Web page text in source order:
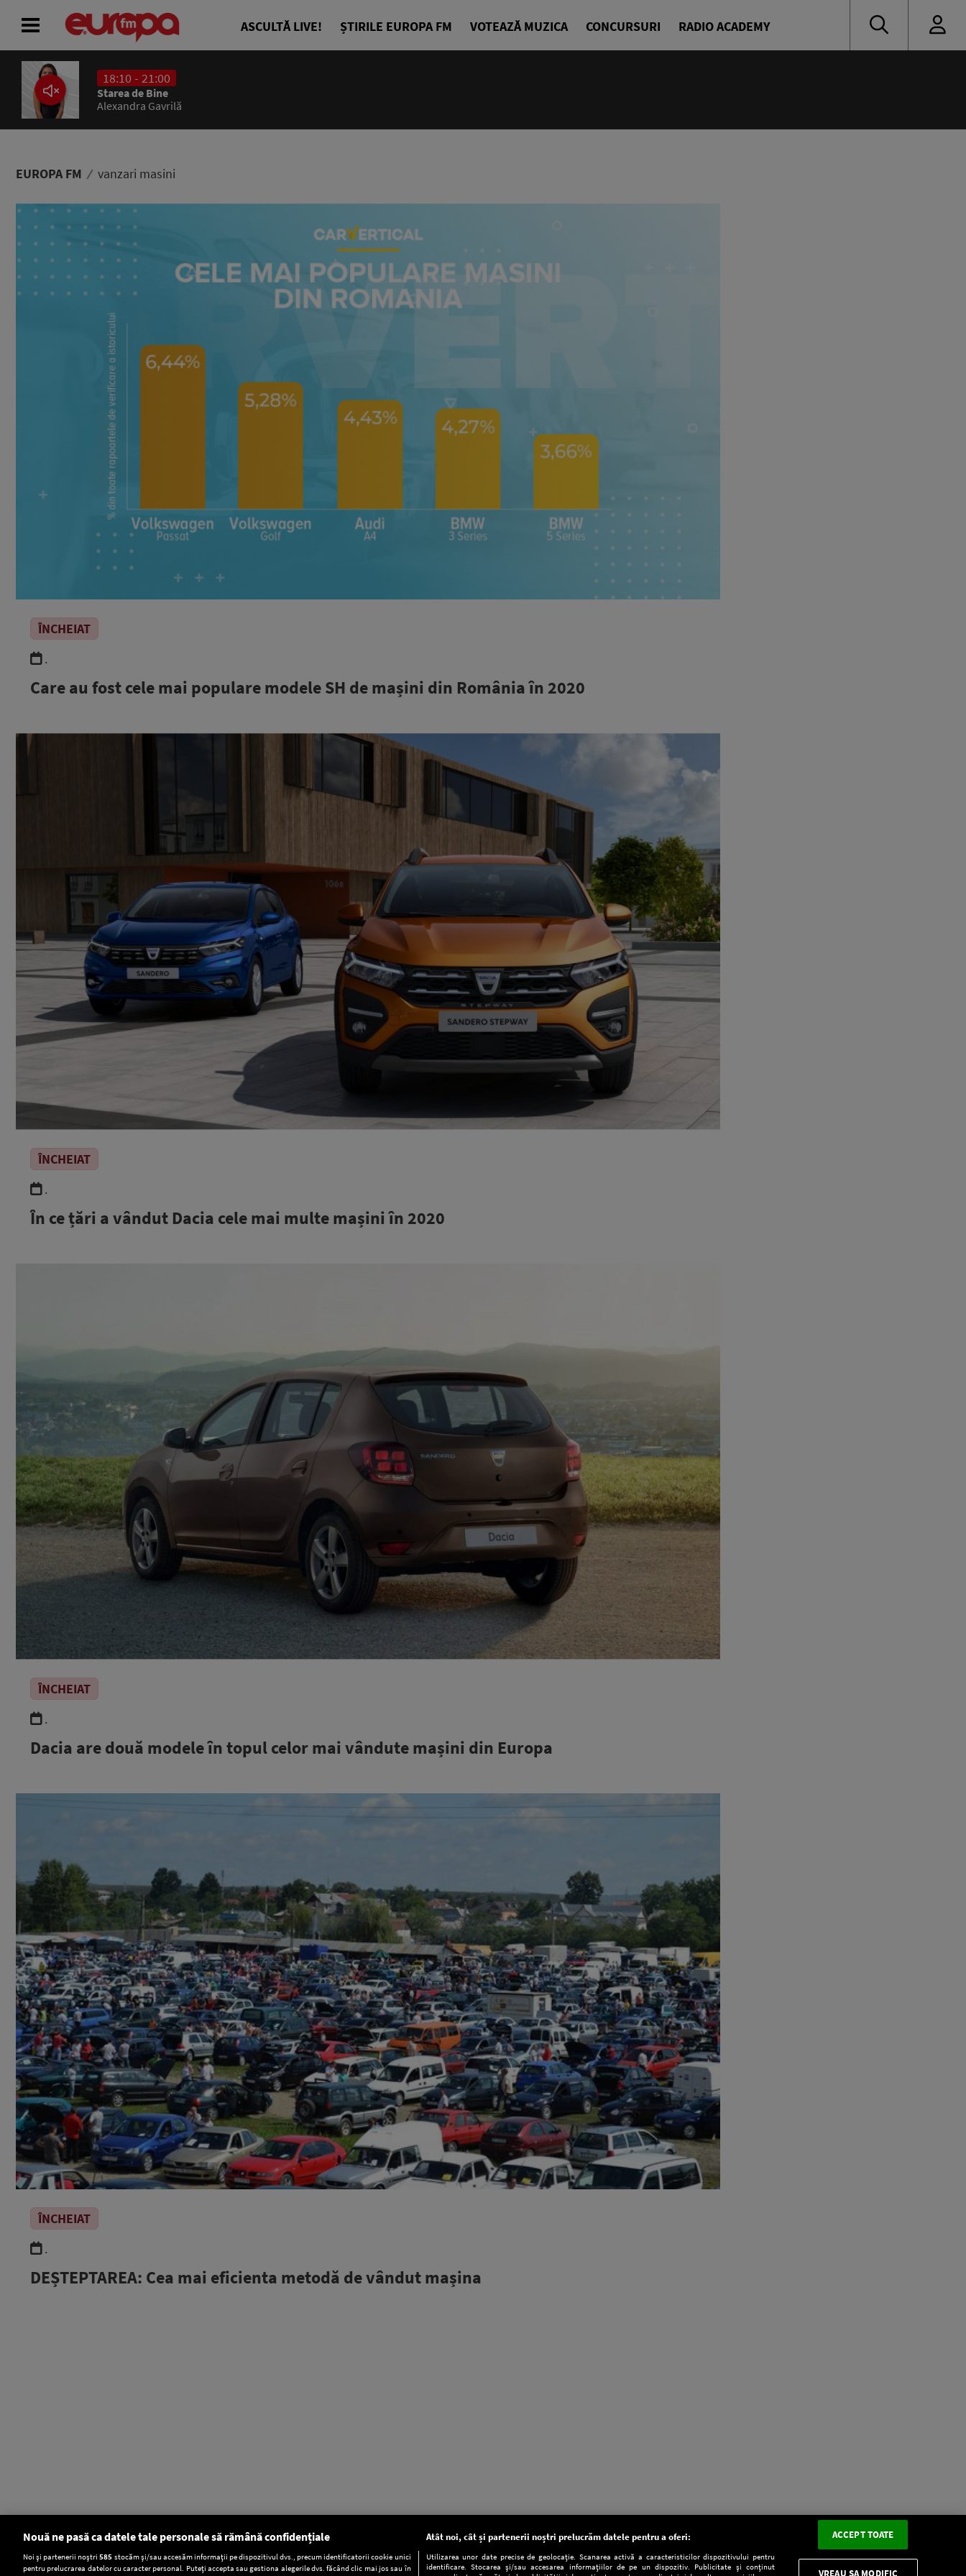
ASCULTĂ LIVE! ȘTIRILE EUROPA FM VOTEAZĂ MUZICA CONCURSURI RADIO ACADEMY
18:10 - 21:00
Starea de Bine
Alexandra Gavrilă
EUROPA FM vanzari masini
ÎNCHEIAT
.
Care au fost cele mai populare modele SH de mașini din România în 2020
ÎNCHEIAT
.
În ce țări a vândut Dacia cele mai multe mașini în 2020
ÎNCHEIAT
.
Dacia are două modele în topul celor mai vândute mașini din Europa
ÎNCHEIAT
.
DEȘTEPTAREA: Cea mai eficienta metodă de vândut mașina
ACASĂ
ȘTIRI
PODCAST
ASCULTĂ LIVE
Setări:
Nouă ne pasă ca datele tale personale să rămână confidențiale
Noi și partenerii noștri585 stocăm și/sau accesăm informații pe dispozitivul dvs., precum identificatorii cookie unici
pentru prelucrarea datelor cu caracter personal. Puteți accepta sau gestiona alegerile dvs. făcând clic mai jos sau în
Atât noi, cât și partenerii noștri prelucrăm datele pentru a oferi:
Utilizarea unor date precise de geolocație. Scanarea activă a caracteristicilor dispozitivului pentru
identificare. Stocarea și/sau accesarea informațiilor de pe un dispozitiv. Publicitate și conținut
ACCEPT TOATE